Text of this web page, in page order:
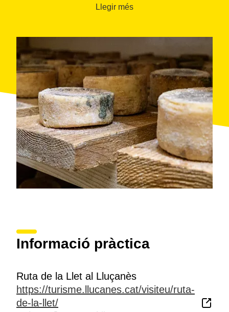
Formatges Betara, Formatges de Lluçà i Mas Rogers.
granges. Així, degustaràs el sabor del Lluçanès durant
tota la teva estada a la comarca.
Llegir més
Informació pràctica
Ruta de la Llet al Lluçanès
https://turisme.llucanes.cat/visiteu/ruta-
de-la-llet/